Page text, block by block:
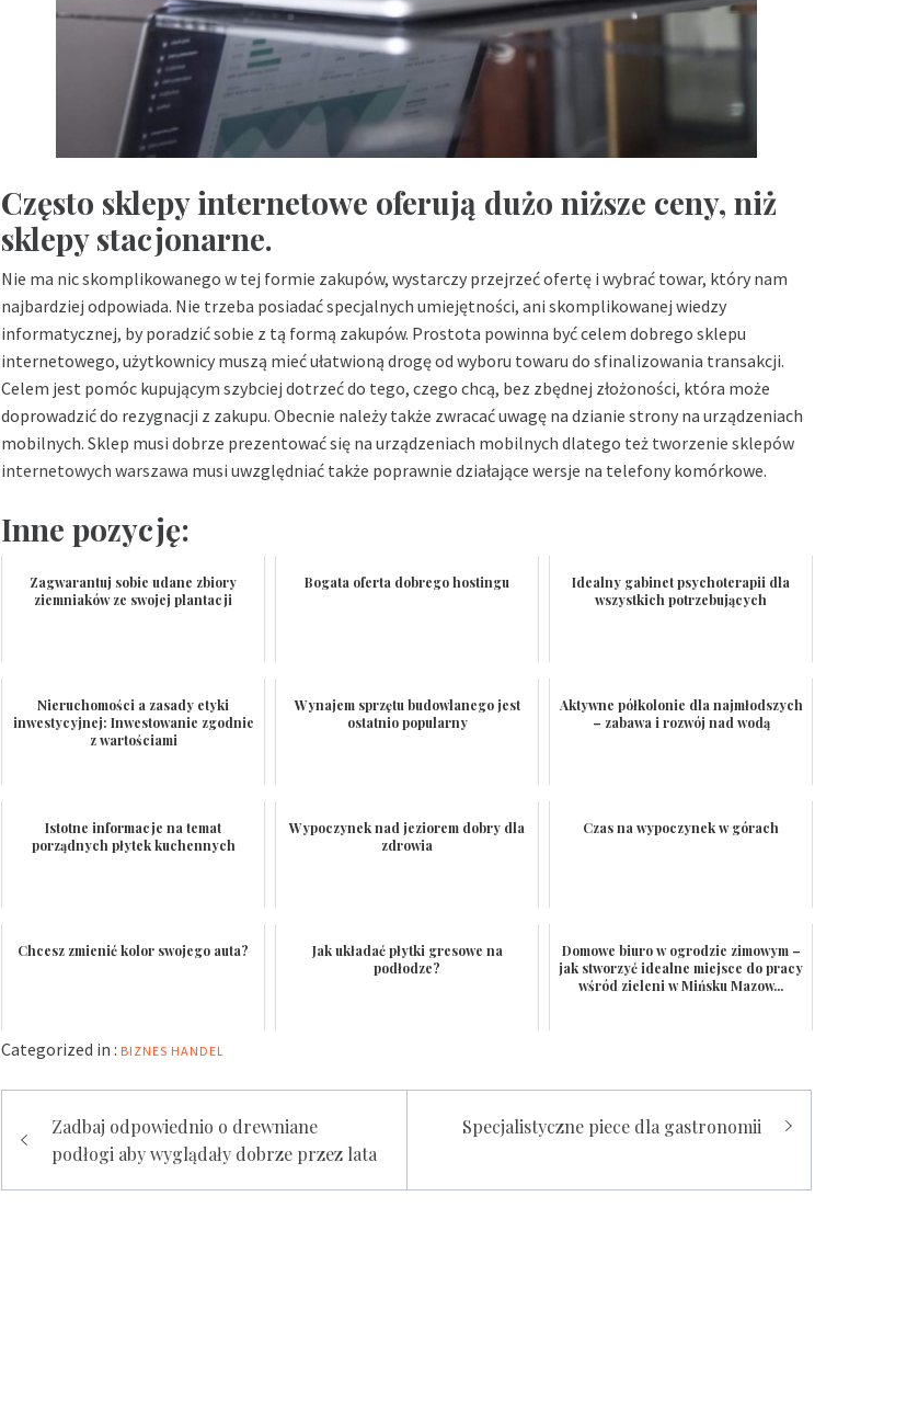
Często sklepy internetowe oferują dużo niższe ceny, niż
sklepy stacjonarne.
Nie ma nic skomplikowanego w tej formie zakupów, wystarczy przejrzeć ofertę i wybrać towar, który nam
najbardziej odpowiada. Nie trzeba posiadać specjalnych umiejętności, ani skomplikowanej wiedzy
informatycznej, by poradzić sobie z tą formą zakupów. Prostota powinna być celem dobrego sklepu
internetowego, użytkownicy muszą mieć ułatwioną drogę od wyboru towaru do sfinalizowania transakcji.
Celem jest pomóc kupującym szybciej dotrzeć do tego, czego chcą, bez zbędnej złożoności, która może
doprowadzić do rezygnacji z zakupu. Obecnie należy także zwracać uwagę na dzianie strony na urządzeniach
mobilnych. Sklep musi dobrze prezentować się na urządzeniach mobilnych dlatego też tworzenie sklepów
internetowych warszawa musi uwzględniać także poprawnie działające wersje na telefony komórkowe.
Inne pozycję:
Zagwarantuj sobie udane zbiory
ziemniaków ze swojej plantacji
Bogata oferta dobrego hostingu
Idealny gabinet psychoterapii dla
wszystkich potrzebujących
Nieruchomości a zasady etyki
inwestycyjnej: Inwestowanie zgodnie
z wartościami
Wynajem sprzętu budowlanego jest
ostatnio popularny
Aktywne półkolonie dla najmłodszych
– zabawa i rozwój nad wodą
Istotne informacje na temat
porządnych płytek kuchennych
Wypoczynek nad jeziorem dobry dla
zdrowia
Czas na wypoczynek w górach
Chcesz zmienić kolor swojego auta?
Jak układać płytki gresowe na
podłodze?
Domowe biuro w ogrodzie zimowym –
jak stworzyć idealne miejsce do pracy
wśród zieleni w Mińsku Mazow...
Categorized in : BIZNES HANDEL
Nawigacja
wpisu
Zadbaj odpowiednio o drewniane
podłogi aby wyglądały dobrze przez lata
Specjalistyczne piece dla gastronomii